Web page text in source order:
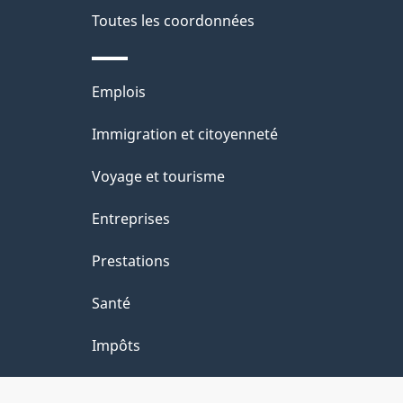
d
o
c
u
e
n
t
p
a
g
e
o
a
c
t
i
s
Toutes les coordonnées
Thèmes
et
Emplois
Immigration et citoyenneté
Voyage et tourisme
Entreprises
Prestations
Santé
Impôts